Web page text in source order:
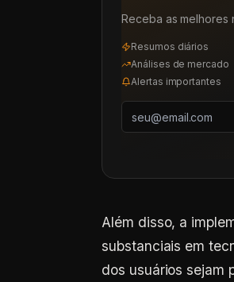
Receba as melhores
Resumos diários
Análises de mercado
Alertas importantes
Além disso, a
substanciais em
dos usuários sejam